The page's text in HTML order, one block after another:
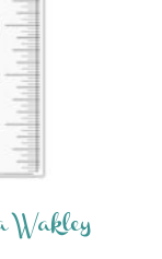
Wakley